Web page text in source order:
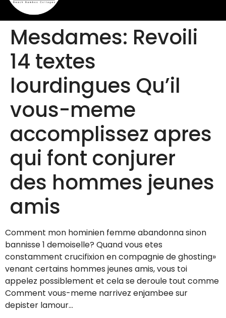
Mesdames: Revoili
14 textes
lourdingues Qu’il
vous-meme
accomplissez apres
qui font conjurer
des hommes jeunes
amis
Comment mon hominien femme abandonna sinon
bannisse 1 demoiselle? Quand vous etes
constamment crucifixion en compagnie de ghosting»
venant certains hommes jeunes amis, vous toi
appelez possiblement et cela se deroule tout comme
Comment vous-meme narrivez enjambee sur
depister lamour…